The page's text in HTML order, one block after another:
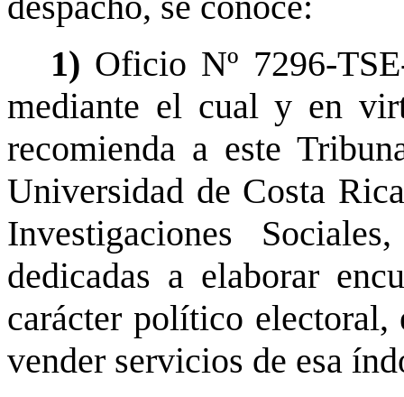
1) Oficio Nº 7296-
mediante el cual y en
recomienda a este
Universidad de Costa
Investigaciones
dedicadas a elaborar
carácter político electoral,
vender servicios de esa